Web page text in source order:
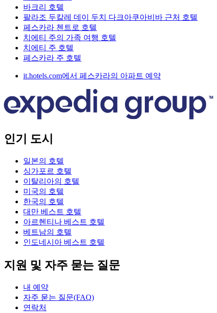
바크리 호텔
팔라조 두칼레 데이 두치 다크아쿠아비바 근처 호텔
페스카라 첸트로 호텔
치에티 주의 가족 여행 호텔
치에티 주 호텔
페스카라 주 호텔
it.hotels.com에서 페스카라의 아파트 예약
인기 도시
일본의 호텔
싱가포르 호텔
이탈리아의 호텔
미국의 호텔
한국의 호텔
대만 베스트 호텔
아르헨티나 베스트 호텔
베트남의 호텔
인도네시아 베스트 호텔
지원 및 자주 묻는 질문
내 예약
자주 묻는 질문(FAQ)
연락처